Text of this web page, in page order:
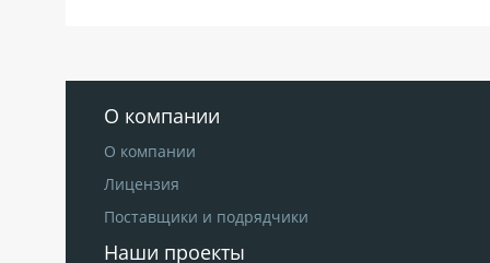
О компании
О компании
Лицензия
Поставщики и подрядчики
Наши проекты